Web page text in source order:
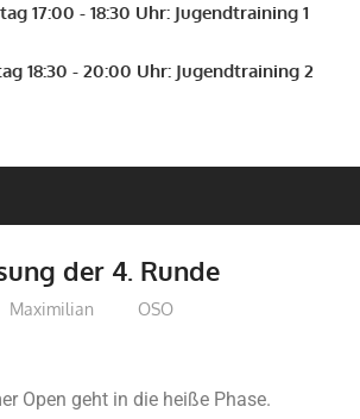
17:00 - 18:30 Uhr: Jugendtraining 1
18:30 - 20:00 Uhr: Jugendtraining 2
der 4. Runde
Maximilian OSO
Open geht in die heiße Phase.